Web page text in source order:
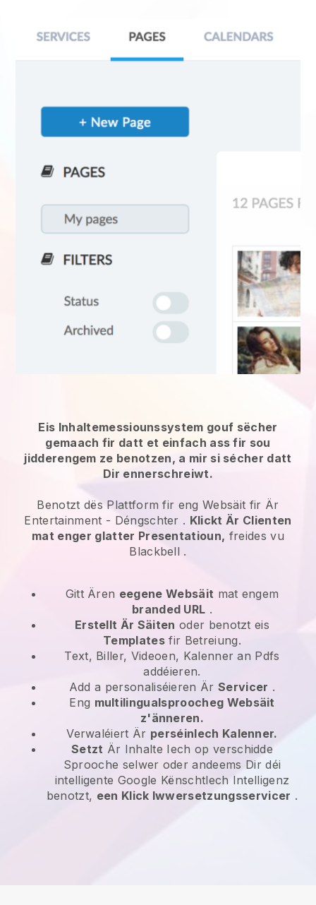
Eis Inhaltemessiounssystem gouf sëcher
gemaach fir datt et einfach ass fir sou
jidderengem ze benotzen, a mir si sécher datt
Dir ennerschreiwt.
Benotzt dës Plattform fir eng Websäit fir Är
Entertainment - Déngschter . Klickt Är Clienten
mat enger glatter Presentatioun, freides vu
Blackbell .
Gitt Ären eegene Websäit mat engem
branded URL .
Erstellt Är Säiten oder benotzt eis
Templates fir Betreiung.
Text, Biller, Videoen, Kalenner an Pdfs
addéieren.
Add a personaliséieren ÄrServicer .
Eng multilingualsproocheg Websäit
z'änneren.
Verwaléiert Är perséinlech Kalenner.
Setzt Är Inhalte Iech op verschidde
Sprooche selwer oder andeems Dir déi
intelligente Google Kënschtlech Intelligenz
benotzt, een Klick Iwwersetzungsservicer .